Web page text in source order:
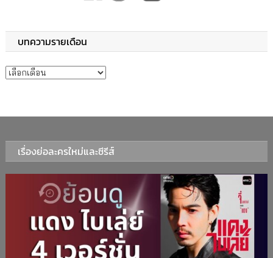
บทความรายเดือน
บทความรายเดือน
เรื่องย่อละครใหม่และซีรีส์